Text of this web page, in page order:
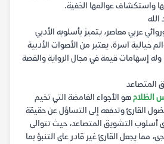
واستكشاف عوالمها الخفية.
عربي معاصر، يتميز بأسلوبه الأدبي
خيالية آسرة. يعتبر من الأصوات الأدبية
وله إسهامات قيمة في مجال الرواية والقصة
المتصاعد
الظلامهو الأجواء الغامضة التي تخيم
القارئ وتدفعه إلى التساؤل عن حقيقة
أسلوب التشويق المتصاعد، حيث تتوالى
مما يجعل القارئ غير قادر على التنبؤ بما